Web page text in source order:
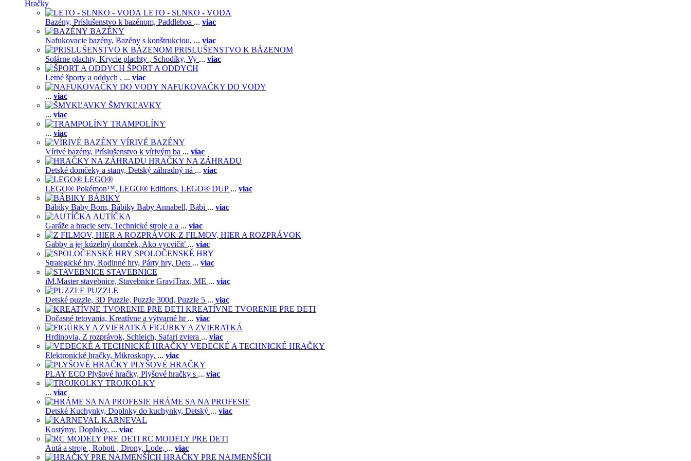
Hračky
LETO - SLNKO - VODA
Bazény, Príslušenstvo k bazénom, Paddleboa ... viac
BAZÉNY
Nafukovacie bazény, Bazény s konštrukciou, ... viac
PRISLUŠENSTVO K BÁZENOM
Solárne plachty, Krycie plachty , Schodíky, Vy ... viac
ŠPORT A ODDYCH
Letné športy a oddych , ... viac
NAFUKOVAČKY DO VODY
... viac
ŠMYKĽAVKY
... viac
TRAMPOLÍNY
... viac
VÍRIVÉ BAZÉNY
Vírivé bazény, Príslušenstvo k vírivým ba ... viac
HRAČKY NA ZÁHRADU
Detské domčeky a stany, Detský záhradný ná ... viac
LEGO®
LEGO® Pokémon™, LEGO® Editions, LEGO® DUP ... viac
BÁBIKY
Bábiky Baby Born, Bábiky Baby Annabell, Bábi ... viac
AUTÍČKA
Garáže a hracie sety, Technické stroje a a ... viac
Z FILMOV, HIER A ROZPRÁVOK
Gabby a jej kúzelný domček, Ako vycvičiť ... viac
SPOLOČENSKÉ HRY
Strategické hry, Rodinné hry, Párty hry, Dets ... viac
STAVEBNICE
iM.Master stavebnice, Stavebnice GraviTrax, ME ... viac
PUZZLE
Detské puzzle, 3D Puzzle, Puzzle 300d, Puzzle 5 ... viac
KREATÍVNE TVORENIE PRE DETI
Dočasné tetovania, Kreatívne a výtvarné hr ... viac
FIGÚRKY A ZVIERATKÁ
Hrdinovia, Z rozprávok, Schleich, Safari zviera ... viac
VEDECKÉ A TECHNICKÉ HRAČKY
Elektronické hračky, Mikroskopy, ... viac
PLYŠOVÉ HRAČKY
PLAY ECO Plyšové hračky, Plyšové hračky s ... viac
TROJKOLKY
... viac
HRÁME SA NA PROFESIE
Detské Kuchynky, Doplnky do kuchynky, Detský ... viac
KARNEVAL
Kostýmy, Doplnky, ... viac
RC MODELY PRE DETI
Autá a stroje , Roboti , Drony, Lode, ... viac
HRAČKY PRE NAJMENŠÍCH